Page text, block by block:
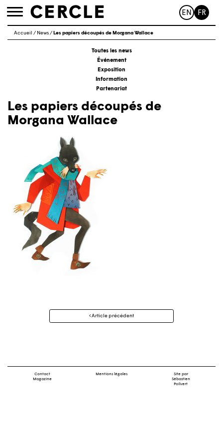
Toggle
EN FR
Accueil / News/ Les papiers découpés de Morgana Wallace
Toutes les news
Événement
Exposition
Information
Partenariat
Les papiers découpés de
Morgana Wallace
Navigation
Article précédent
Contact
Magazine
Mentions légales
Site par
Sébastien
Poilvert